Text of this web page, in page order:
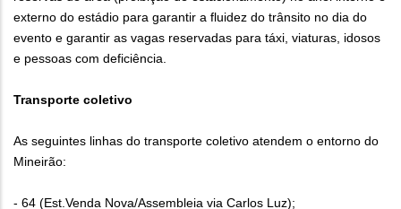
externo do estádio para garantir a fluidez do trânsito no dia do
evento e garantir as vagas reservadas para táxi, viaturas, idosos
e pessoas com deficiência.
Transporte coletivo
As seguintes linhas do transporte coletivo atendem o entorno do
Mineirão:
- 64 (Est.Venda Nova/Assembleia via Carlos Luz);